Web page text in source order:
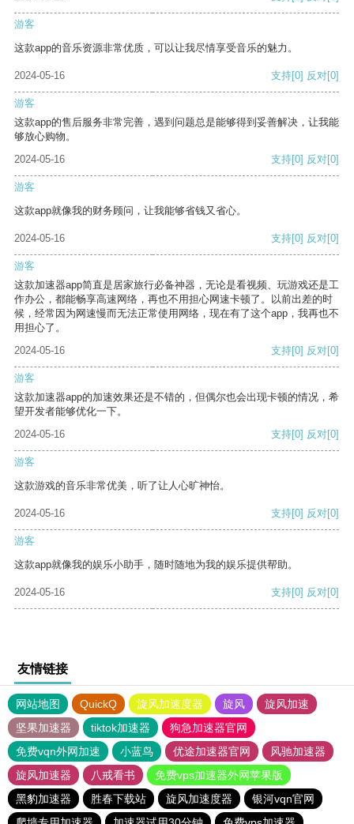
游客
这款app的音乐资源非常优质，可以让我尽情享受音乐的魅力。
2024-05-16 支持[0] 反对[0]
游客
这款app的售后服务非常完善，遇到问题总是能够得到妥善解决，让我能
够放心购物。
2024-05-16
支持[0] 反对[0]
游客
这款app就像我的财务顾问，让我能够省钱又省心。
2024-05-16 支持[0] 反对[0]
游客
这款加速器app简直是居家旅行必备神器，无论是看视频、玩游戏还是工
作办公，都能畅享高速网络，再也不用担心网速卡顿了。以前出差的时
候，经常因为网速慢而无法正常使用网络，现在有了这个app，我再也不
用担心了。
2024-05-16
支持[0] 反对[0]
游客
这款加速器app的加速效果还是不错的，但偶尔也会出现卡顿的情况，希
望开发者能够优化一下。
2024-05-16
支持[0] 反对[0]
游客
这款游戏的音乐非常优美，听了让人心旷神怡。
2024-05-16 支持[0] 反对[0]
游客
这款app就像我的娱乐小助手，随时随地为我的娱乐提供帮助。
2024-05-16 支持[0] 反对[0]
友情链接
网站地图 QuickQ 旋风加速度器 旋风
旋风加速
坚果加速器
tiktok加速器
狗急加速器官网
免费vqn外网加速
小蓝鸟 优途加速器官网
风驰加速器
旋风加速器
八戒看书
免费vps加速器外网苹果版
黑豹加速器
胜春下载站 旋风加速度器
银河vqn官网